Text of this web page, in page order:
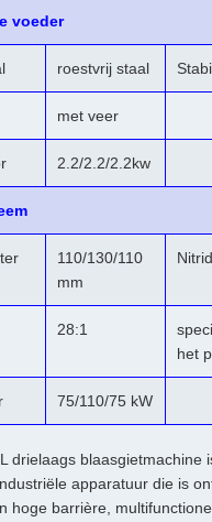
voeder
roestvrij staal
met veer
2.2/2.2/2.2kw
110/130/110
mm
28:1
het
75/110/75 kW
drielaags blaasgietmachine
apparatuur die is
hoge barrière,